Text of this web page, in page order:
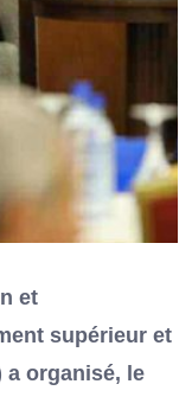
et
supérieur et
a organisé, le